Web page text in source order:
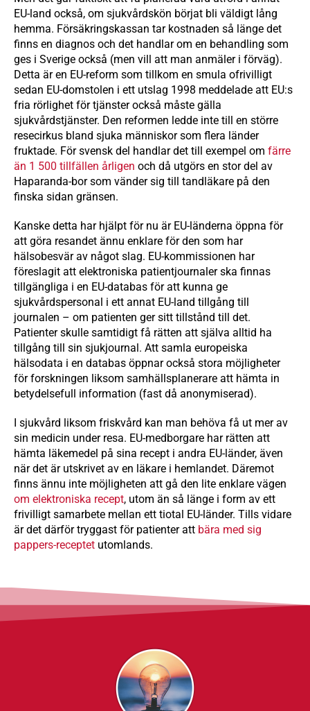
EU-land också, om sjukvårdskön börjat bli väldigt lång
hemma. Försäkringskassan tar kostnaden så länge det
finns en diagnos och det handlar om en behandling som
ges i Sverige också (men vill att man anmäler i förväg).
Detta är en EU-reform som tillkom en smula ofrivilligt
sedan EU-domstolen i ett utslag 1998 meddelade att EU:s
fria rörlighet för tjänster också måste gälla
sjukvårdstjänster. Den reformen ledde inte till en större
resecirkus bland sjuka människor som flera länder
fruktade. För svensk del handlar det till exempel om färre
än 1 500 tillfällen årligen och då utgörs en stor del av
Haparanda-bor som vänder sig till tandläkare på den
finska sidan gränsen.
Kanske detta har hjälpt för nu är EU-länderna öppna för
att göra resandet ännu enklare för den som har
hälsobesvär av något slag. EU-kommissionen har
föreslagit att elektroniska patientjournaler ska finnas
tillgängliga i en EU-databas för att kunna ge
sjukvårdspersonal i ett annat EU-land tillgång till
journalen – om patienten ger sitt tillstånd till det.
Patienter skulle samtidigt få rätten att själva alltid ha
tillgång till sin sjukjournal. Att samla europeiska
hälsodata i en databas öppnar också stora möjligheter
för forskningen liksom samhällsplanerare att hämta in
betydelsefull information (fast då anonymiserad).
I sjukvård liksom friskvård kan man behöva få ut mer av
sin medicin under resa. EU-medborgare har rätten att
hämta läkemedel på sina recept i andra EU-länder, även
när det är utskrivet av en läkare i hemlandet. Däremot
finns ännu inte möjligheten att gå den lite enklare vägen
om elektroniska recept, utom än så länge i form av ett
frivilligt samarbete mellan ett tiotal EU-länder. Tills vidare
är det därför tryggast för patienter att bära med sig
pappers-receptet utomlands.